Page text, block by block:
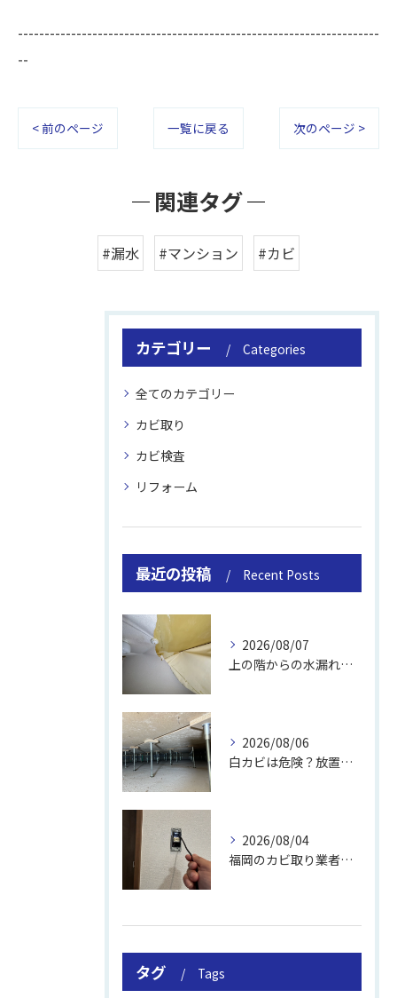
--------------------------------------------------------------------
--
< 前のページ 一覧に戻る 次のページ >
関連タグ
#漏水 #マンション #カビ
カテゴリー Categories
全てのカテゴリー
カビ取り
カビ検査
リフォーム
最近の投稿 Recent Posts
2026/08/07
上の階からの水漏れでカビ｜対処法と業者
2026/08/06
白カビは危険？放置のリスクと取り方
2026/08/04
福岡のカビ取り業者おすすめの選び方と費用
タグ Tags